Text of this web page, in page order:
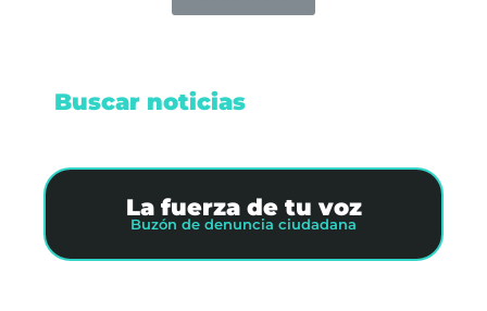
Buscar noticias
La fuerza de tu voz
Buzón de denuncia ciudadana